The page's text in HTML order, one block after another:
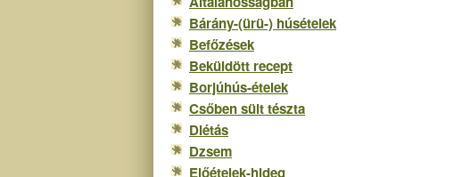
tartalomra
é
s
Bárány-(ürü-) húsételek
Befőzések
Beküldött recept
Borjúhús-ételek
Csőben sült tészta
Diétás
Dzsem
Előételek-hideg